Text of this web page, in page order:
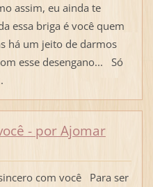
assim, eu ainda te
essa briga é você quem
há um jeito de darmos
esse desengano... Só
- por Ajomar
com você Para ser